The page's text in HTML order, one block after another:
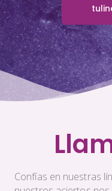
Confías en nuestras